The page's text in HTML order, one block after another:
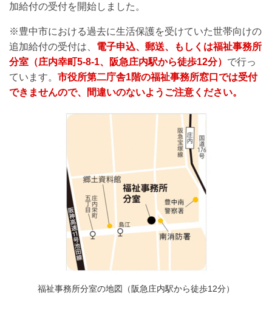
加給付の受付を開始しました。
※豊中市における過去に生活保護を受けていた世帯向けの
追加給付の受付は、 電子申込、郵送、もしくは福祉事務所
分室（庄内幸町5‐8‐1、阪急庄内駅から徒歩12分） で行っ
ています。 市役所第二庁舎1階の福祉事務所窓口では受付
できませんので、間違いのないようご注意ください。
福祉事務所分室の地図（阪急庄内駅から徒歩12分）